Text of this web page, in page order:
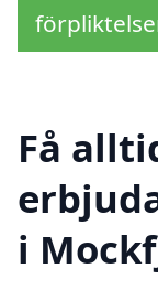
Få
i